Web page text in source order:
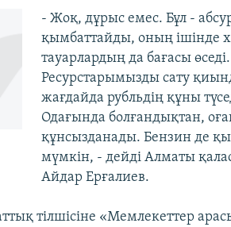
- Жоқ, дұрыс емес. Бұл -
қымбаттайды, оның ішінде
тауарлардың да бағасы өседі.
Ресурстарымызды сату
жағдайда рубльдің құны
Одағында болғандықтан,
құнсызданады. Бензин де
мүмкін, - дейді Алматы
Айдар Ерғалиев.
тілшісіне «Мемлекеттер